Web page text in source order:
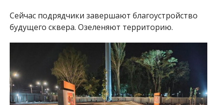
Сейчас подрядчики завершают благоустройство
будущего сквера. Озеленяют территорию.